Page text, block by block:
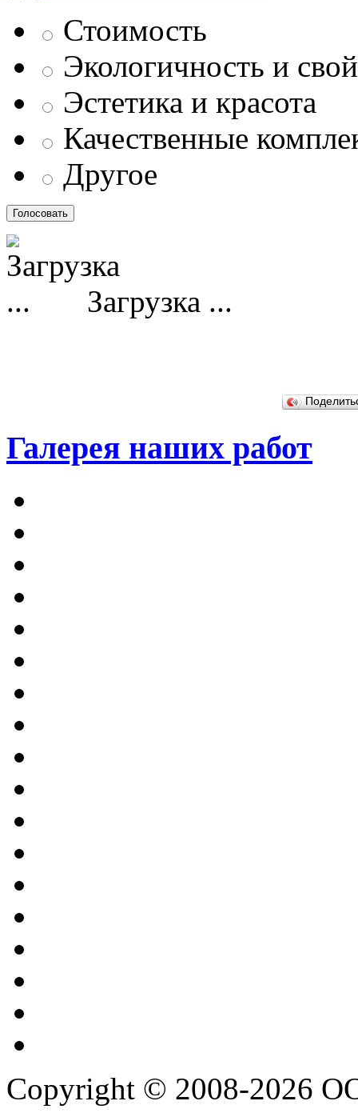
Стоимость
Экологичность и
Эстетика и красота
Качественные
Другое
Загрузка ...
Галерея наших работ
Copyright © 2008-2026